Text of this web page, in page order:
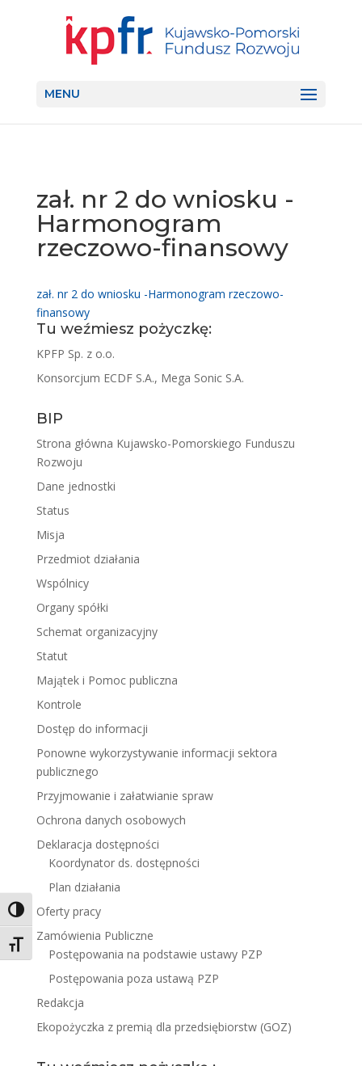
Toggle High Contrast
Toggle Font size
MENU
zał. nr 2 do wniosku -
Harmonogram
rzeczowo-finansowy
zał. nr 2 do wniosku -Harmonogram rzeczowo-
finansowy
Tu weźmiesz pożyczkę:
KPFP Sp. z o.o.
Konsorcjum ECDF S.A., Mega Sonic S.A.
BIP
Strona główna Kujawsko-Pomorskiego Funduszu
Rozwoju
Dane jednostki
Status
Misja
Przedmiot działania
Wspólnicy
Organy spółki
Schemat organizacyjny
Statut
Majątek i Pomoc publiczna
Kontrole
Dostęp do informacji
Ponowne wykorzystywanie informacji sektora
publicznego
Przyjmowanie i załatwianie spraw
Ochrona danych osobowych
Deklaracja dostępności
Koordynator ds. dostępności
Plan działania
Oferty pracy
Zamówienia Publiczne
Postępowania na podstawie ustawy PZP
Postępowania poza ustawą PZP
Redakcja
Ekopożyczka z premią dla przedsiębiorstw (GOZ)